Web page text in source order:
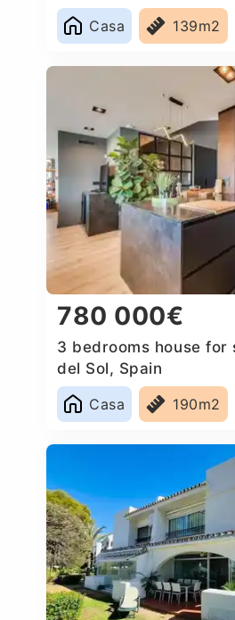
Casa
139m2
780 000€
3 bedrooms house for
del Sol, Spain
Casa
190m2